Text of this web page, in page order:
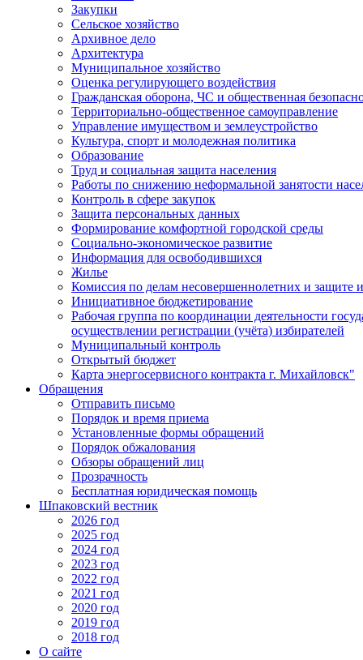
Закупки
Сельское хозяйство
Архивное дело
Архитектура
Муниципальное хозяйство
Оценка регулирующего воздействия
Гражданская оборона, ЧС и общественная
Территориально-общественное самоуправление
Управление имуществом и землеустройство
Культура, спорт и молодежная политика
Образование
Труд и социальная защита населения
Работы по снижению неформальной занятости
Контроль в сфере закупок
Защита персональных данных
Формирование комфортной городской среды
Социально-экономическое развитие
Информация для освободившихся
Жилье
Комиссия по делам несовершеннолетних и защите
Инициативное бюджетирование
Рабочая группа по координации деятельности
осуществлении регистрации (учёта) избирателей
Муниципальный контроль
Открытый бюджет
Карта энергосервисного контракта г. Михайловск"
Обращения
Отправить письмо
Порядок и время приема
Установленные формы обращений
Порядок обжалования
Обзоры обращений лиц
Прозрачность
Бесплатная юридическая помощь
Шпаковский вестник
2026 год
2025 год
2024 год
2023 год
2022 год
2021 год
2020 год
2019 год
2018 год
О сайте